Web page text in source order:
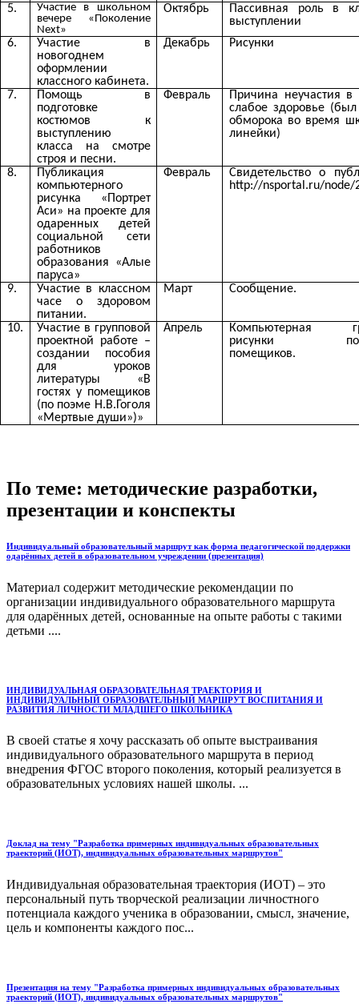
5.
Участие в школьном
вечере «Поколение
Next»
Октябрь
Пассивная роль в
выступлении
6.
Участие в
новогоднем
оформлении
классного кабинета.
Декабрь Рисунки
7.
Помощь в
подготовке
костюмов к
выступлению
класса на смотре
строя и песни.
Февраль
Причина неучастия в
слабое здоровье (был
обморока во время
линейки)
8.
Публикация
компьютерного
рисунка «Портрет
Аси» на проекте для
одаренных детей
социальной сети
работников
образования «Алые
паруса»
Февраль
Свидетельство о
http://nsportal.ru/node/
9.
Участие в классном
часе о здоровом
питании.
Март Сообщение.
10.
Участие в групповой
проектной работе –
создании пособия
для уроков
литературы «В
гостях у помещиков
(по поэме Н.В.Гоголя
«Мертвые души»)»
Апрель
Компьютерная
рисунки
помещиков.
По теме: методические разработки,
презентации и конспекты
Индивидуальный образовательный маршрут как форма педагогической поддержки
одарённых детей в образовательном учреждении (презентация)
Материал содержит методические рекомендации по
организации индивидуального образовательного маршрута
для одарённых детей, основанные на опыте работы с такими
детьми ....
ИНДИВИДУАЛЬНАЯ ОБРАЗОВАТЕЛЬНАЯ ТРАЕКТОРИЯ И
ИНДИВИДУАЛЬНЫЙ ОБРАЗОВАТЕЛЬНЫЙ МАРШРУТ ВОСПИТАНИЯ И
РАЗВИТИЯ ЛИЧНОСТИ МЛАДШЕГО ШКОЛЬНИКА
В своей статье я хочу рассказать об опыте выстраивания
индивидуального образовательного маршрута в период
внедрения ФГОС второго поколения, который реализуется в
образовательных условиях нашей школы. ...
Доклад на тему "Разработка примерных индивидуальных образовательных
траекторий (ИОТ), индивидуальных образовательных маршрутов"
Индивидуальная образовательная траектория (ИОТ) – это
персональный путь творческой реализации личностного
потенциала каждого ученика в образовании, смысл, значение,
цель и компоненты каждого пос...
Презентация на тему "Разработка примерных индивидуальных образовательных
траекторий (ИОТ), индивидуальных образовательных маршрутов"